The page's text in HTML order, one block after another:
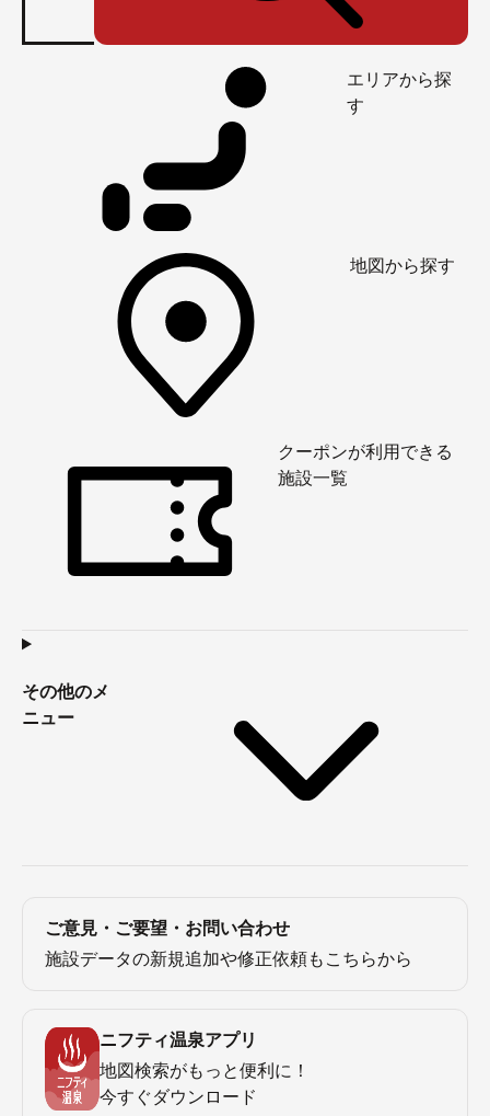
エリアから探
す
地図から探す
クーポンが利用できる
施設一覧
その他のメ
ニュー
ご意見・ご要望・お問い合わせ
施設データの新規追加や修正依頼もこちらから
ニフティ温泉アプリ
地図検索がもっと便利に！
今すぐダウンロード